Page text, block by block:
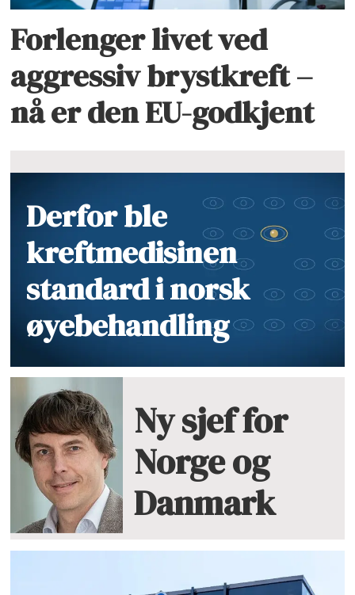
Forlenger livet ved
aggressiv brystkreft –
nå er den EU-godkjent
Derfor ble
kreftmedisinen
standard i norsk
øyebehandling
Ny sjef for
Norge og
Danmark